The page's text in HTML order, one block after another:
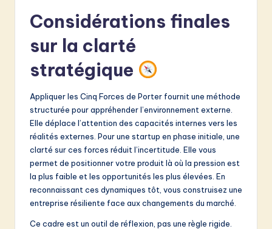
Considérations finales
sur la clarté
stratégique
Appliquer les Cinq Forces de Porter fournit une méthode
structurée pour appréhender l’environnement externe.
Elle déplace l’attention des capacités internes vers les
réalités externes. Pour une startup en phase initiale, une
clarté sur ces forces réduit l’incertitude. Elle vous
permet de positionner votre produit là où la pression est
la plus faible et les opportunités les plus élevées. En
reconnaissant ces dynamiques tôt, vous construisez une
entreprise résiliente face aux changements du marché.
Ce cadre est un outil de réflexion, pas une règle rigide.